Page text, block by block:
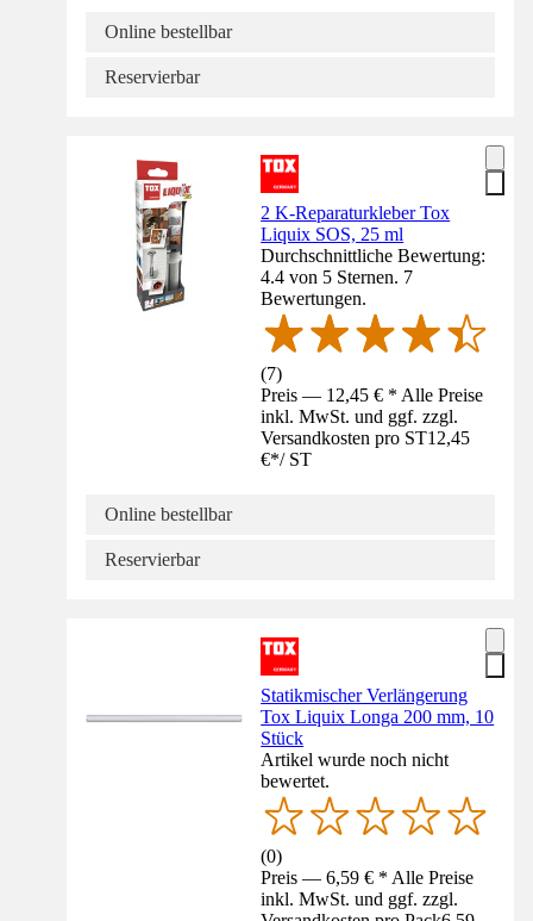
Online bestellbar
Reservierbar
2 K-Reparaturkleber Tox
Liquix SOS, 25 ml
Durchschnittliche Bewertung:
4.4 von 5 Sternen. 7
Bewertungen.
(7)
Preis — 12,45 € * Alle Preise
inkl. MwSt. und ggf. zzgl.
Versandkosten pro ST12,45
€*/ ST
Online bestellbar
Reservierbar
Statikmischer Verlängerung
Tox Liquix Longa 200 mm, 10
Stück
Artikel wurde noch nicht
bewertet.
(0)
Preis — 6,59 € * Alle Preise
inkl. MwSt. und ggf. zzgl.